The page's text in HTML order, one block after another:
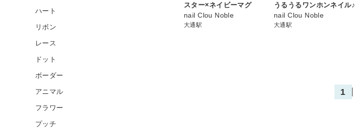
スター×ネイビーマグ
nail Clou Noble
大通駅
うるうるワンホンネイル♪
nail Clou Noble
大通駅
1
ハート
リボン
レース
ドット
ボーダー
アニマル
フラワー
プッチ